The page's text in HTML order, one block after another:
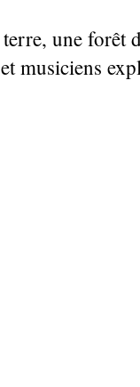
une forêt
musiciens